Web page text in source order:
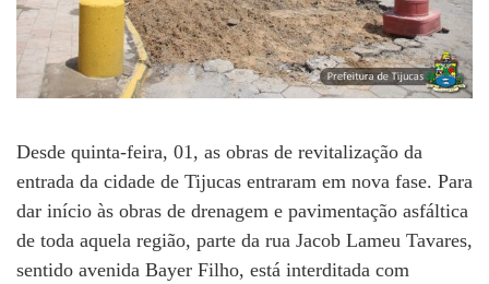
Desde quinta-feira, 01, as obras de revitalização da
entrada da cidade de Tijucas entraram em nova fase. Para
dar início às obras de drenagem e pavimentação asfáltica
de toda aquela região, parte da rua Jacob Lameu Tavares,
sentido avenida Bayer Filho, está interditada com